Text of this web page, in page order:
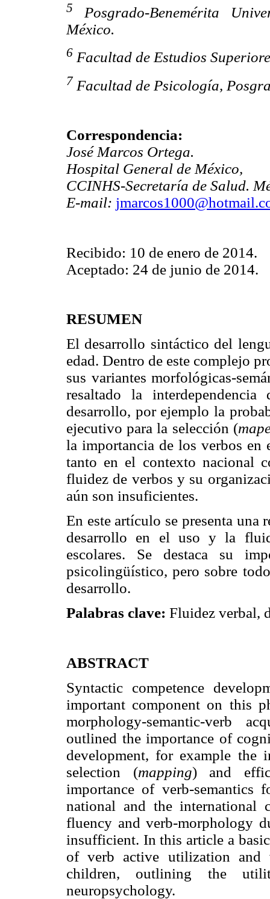
5
Posgrado-Benemérita
México.
6 Facultad de Estudios
7 Facultad de Psicología,
Correspondencia:
José Marcos Ortega.
Hospital General de México,
CCINHS-Secretaría de Salud.
E-mail:
Recibido: 10 de enero de 2014.
Aceptado: 24 de junio de 2014.
RESUMEN
El desarrollo sintáctico del
edad. Dentro de este complejo
sus variantes morfológicas-
resaltado la
desarrollo, por ejemplo la
ejecutivo para la selección (
la importancia de los verbos en
tanto en el contexto nacional
fluidez de verbos y su
aún son insuficientes.
En este artículo se presenta una
desarrollo en el uso y la
escolares. Se destaca su
psicolingüístico, pero sobre
desarrollo.
Palabras clave: Fluidez verbal,
ABSTRACT
Syntactic competence
important component on this
morphology-semantic-verb
outlined the importance of
development, for example the
selection (mapping) and
importance of verb-semantics
national and the international
fluency and verb-morphology
insufficient. In this article a
of verb active utilization and
children, outlining the
neuropsychology.